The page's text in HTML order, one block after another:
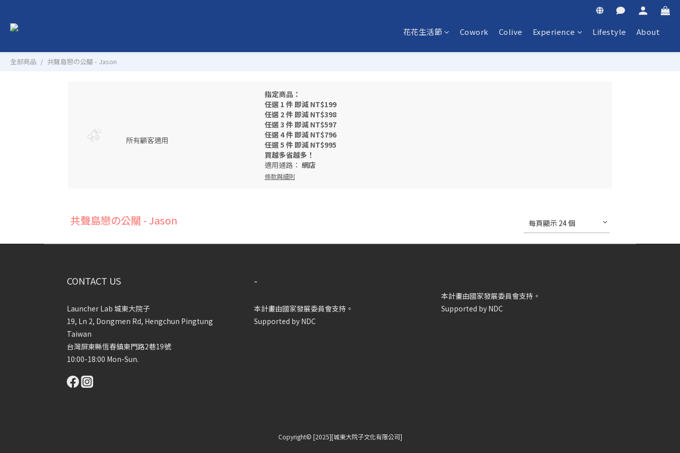
花花生活節 Cowork Colive Experience Lifestyle About
全部商品 共聲島戀の公關 - Jason
所有顧客適用
指定商品：
任選 1 件 即減 NT$199
任選 2 件 即減 NT$398
任選 3 件 即減 NT$597
任選 4 件 即減 NT$796
任選 5 件 即減 NT$995
買越多省越多！
適用通路： 網店
條款與細則
共聲島戀の公關 - Jason 每頁顯示 24 個
CONTACT US
Launcher Lab 城東大院子
19, Ln 2, Dongmen Rd, Hengchun Pingtung
Taiwan
台灣屏東縣恆春鎮東門路2巷19號
10:00-18:00 Mon-Sun.
-
本計畫由國家發展委員會支持。
Supported by NDC
本計畫由國家發展委員會支持。
Supported by NDC
Copyright© [2025][城東大院子文化有限公司]